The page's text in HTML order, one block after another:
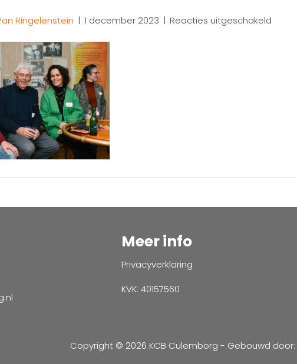
Ringelenstein | 1 december 2023 | Reacties uitgeschakeld
Meer info
Privacyverklaring
KVK: 40157560
Copyright © 2026 KCB Culemborg - Gebouwd door: